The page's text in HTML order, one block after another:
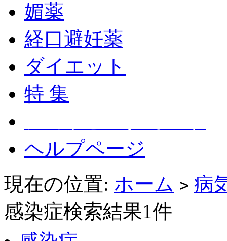
媚薬
経口避妊薬
ダイエット
特 集
ヘルプページ
現在の位置: ホーム > 病
感染症検索結果1件